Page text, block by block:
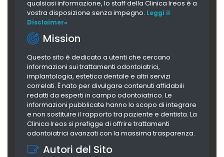
qualsiasi informazione, lo staff della Clinica Ireos è a
vostra disposizione senza impegno. Leggi il
Disclaimer»
Mission
Questo sito è dedicato a utenti che cercano
informazioni sui trattamenti odontoiatrici,
implantologia, estetica dentale e altri servizi
correlati. È nato per divulgare contenuti affidabili
redatti da esperti in campo odontoiatrico. Le
informazioni pubblicate hanno lo scopo di integrare
e non sostituire il rapporto tra paziente e dentista. La
Clinica Ireos si prefigge di offrire trattamenti
odontoiatrici avanzati con la massima trasparenza.
Autori del Sito